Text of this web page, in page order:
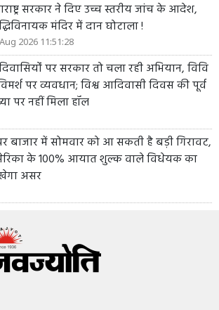
सरकार ने दिए उच्च स्तरीय जांच के आदेश,
मंदिर में दान घोटाला !
2026 11:51:28
पर सरकार तो चला रही अभियान, विवि
पर व्यवधान; विश्व आदिवासी दिवस की पूर्व
पर नहीं मिला हॉल
बाजार में सोमवार को आ सकती है बड़ी गिरावट,
के 100% आयात शुल्क वाले विधेयक का
असर